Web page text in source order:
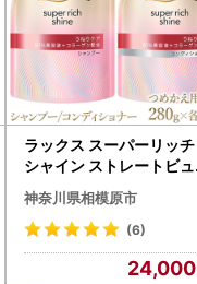
ラックス スーパーリッチ
シャイン ストレートビュ
ーティー うねりケアシャ
ンプー/コンディショナー
つめかえ用 280g 各6個 ※
離島への配送不可
神奈川県相模原市
(6)
24,000